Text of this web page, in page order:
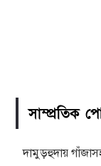
সাম্প্রতিক
দামুড়হুদায়